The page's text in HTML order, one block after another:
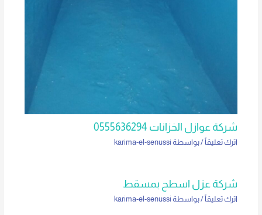
شركة عوازل الخزانات 0555636294
اترك تعليقاً / بواسطة karima-el-senussi
شركة عزل اسطح بمسقط
اترك تعليقاً/ بواسطة karima-el-senussi